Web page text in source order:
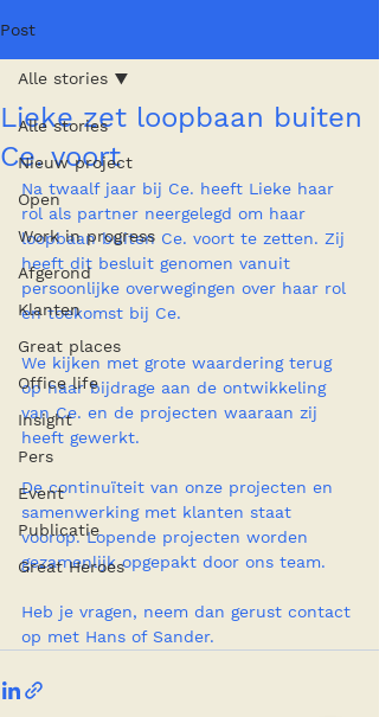
Post
Alle stories
Nieuw project
Open
Work in progress
Afgerond
Klanten
Great places
Office life
Insight
Pers
Event
Publicatie
Great Heroes
Alle stories
Lieke zet loopbaan buiten
Ce. voort
Na twaalf jaar bij Ce. heeft Lieke haar
rol als partner neergelegd om haar
loopbaan buiten Ce. voort te zetten. Zij
heeft dit besluit genomen vanuit
persoonlijke overwegingen over haar rol
en toekomst bij Ce.
We kijken met grote waardering terug
op haar bijdrage aan de ontwikkeling
van Ce. en de projecten waaraan zij
heeft gewerkt.
De continuïteit van onze projecten en
samenwerking met klanten staat
voorop. Lopende projecten worden
gezamenlijk opgepakt door ons team.
Heb je vragen, neem dan gerust contact
op met Hans of Sander.